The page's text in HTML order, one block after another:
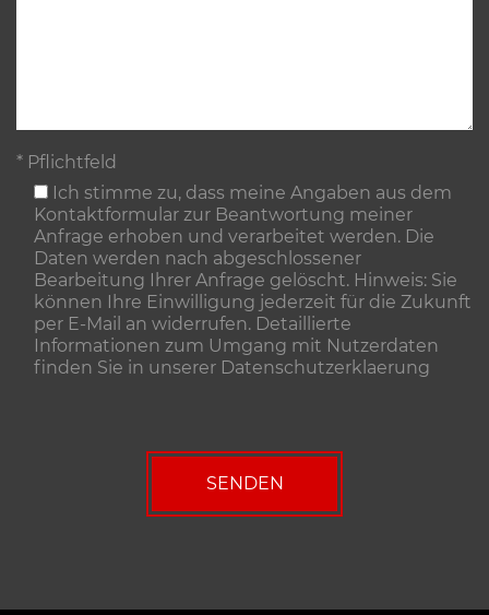
* Pflichtfeld
Ich stimme zu, dass meine Angaben aus dem
Kontaktformular zur Beantwortung meiner
Anfrage erhoben und verarbeitet werden. Die
Daten werden nach abgeschlossener
Bearbeitung Ihrer Anfrage gelöscht. Hinweis: Sie
können Ihre Einwilligung jederzeit für die Zukunft
per E-Mail an widerrufen. Detaillierte
Informationen zum Umgang mit Nutzerdaten
finden Sie in unserer Datenschutzerklaerung